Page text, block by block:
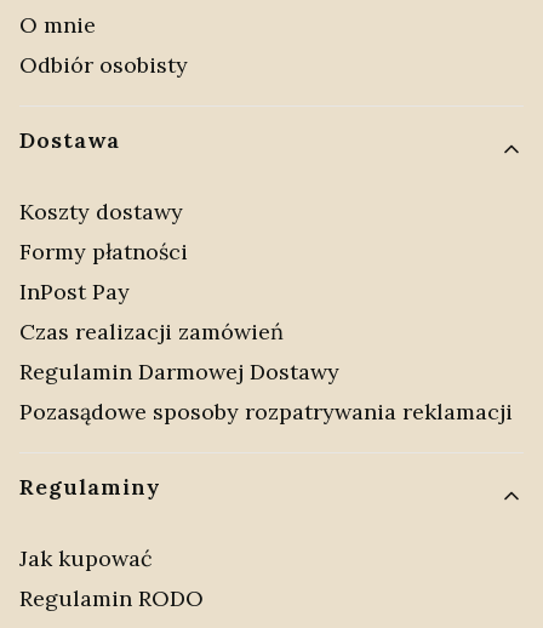
O mnie
Odbiór osobisty
Dostawa
Koszty dostawy
Formy płatności
InPost Pay
Czas realizacji zamówień
Regulamin Darmowej Dostawy
Pozasądowe sposoby rozpatrywania reklamacji
Regulaminy
Jak kupować
Regulamin RODO